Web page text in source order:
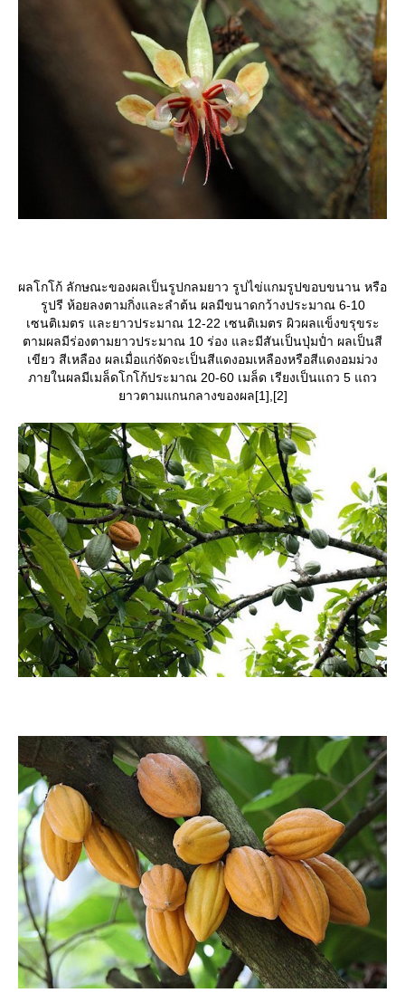
ผลโกโก้ ลักษณะของผลเป็นรูปกลมยาว รูปไข่แกมรูปขอบขนาน หรือ
รูปรี ห้อยลงตามกิ่งและลำต้น ผลมีขนาดกว้างประมาณ 6-10
เซนติเมตร และยาวประมาณ 12-22 เซนติเมตร ผิวผลแข็งขรุขระ
ตามผลมีร่องตามยาวประมาณ 10 ร่อง และมีสันเป็นปุ่มป่ำ ผลเป็นสี
เขียว สีเหลือง ผลเมื่อแก่จัดจะเป็นสีแดงอมเหลืองหรือสีแดงอมม่วง
ภายในผลมีเมล็ดโกโก้ประมาณ 20-60 เมล็ด เรียงเป็นแถว 5 แถว
าวตามแกนกลางของผล[1],[2]